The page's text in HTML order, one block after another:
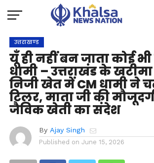
उत्तराखण्ड
यूँ ही नहीं बन जाता कोई
धामी – उत्तराखंड के
निजी खेत में CM धामी ने
टिलर, माता जी की
जैविक खेती का संदेश
By Ajay Singh
Published on June 15, 2026